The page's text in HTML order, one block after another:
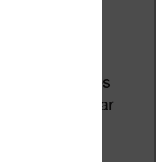
que
des
(pour
restantes
de lecture par